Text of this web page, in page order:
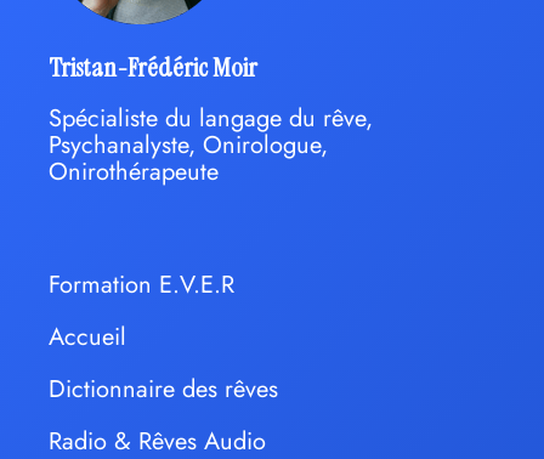
Tristan-Frédéric Moir
Spécialiste du langage du rêve,
Psychanalyste, Onirologue,
Onirothérapeute
Formation E.V.E.R
Accueil
Dictionnaire des rêves
Radio & Rêves Audio